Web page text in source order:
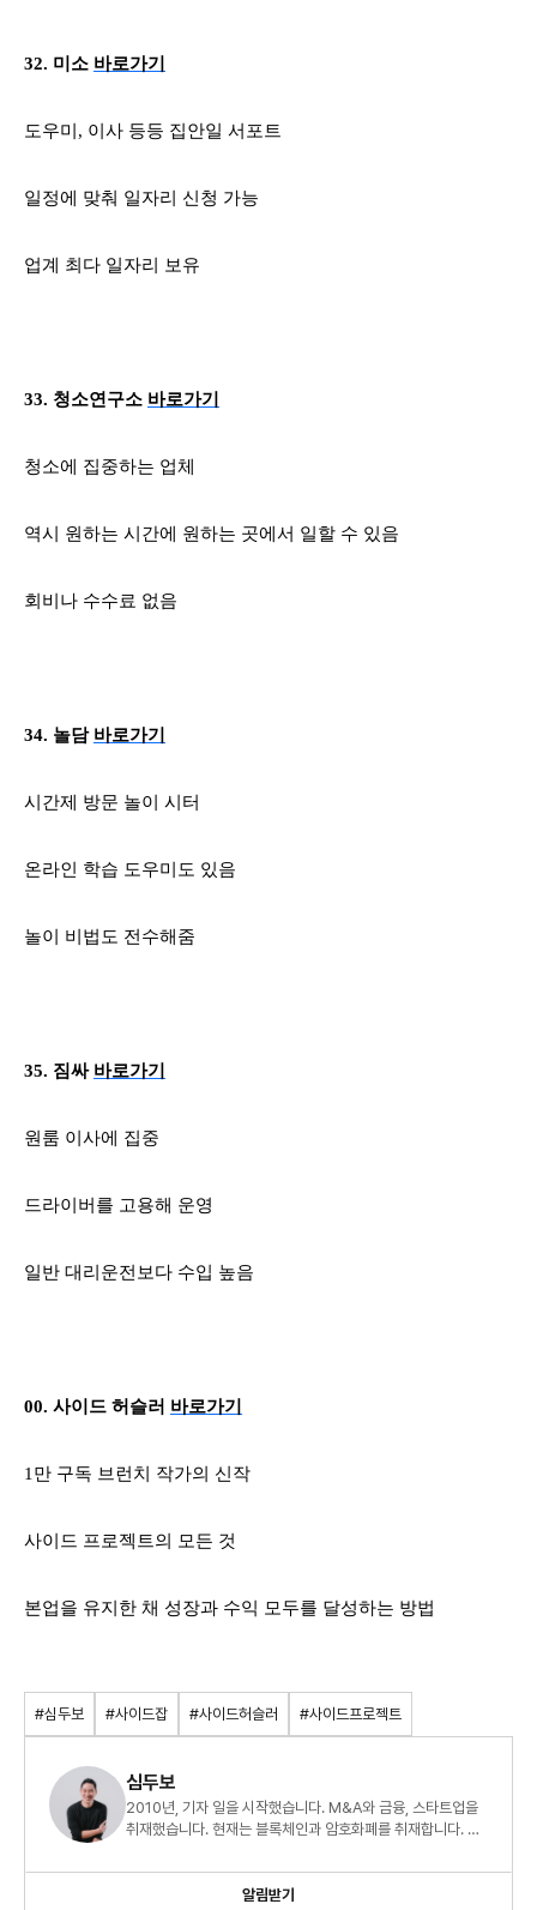
32. 미소 바로가기
도우미, 이사 등등 집안일 서포트
일정에 맞춰 일자리 신청 가능
업계 최다 일자리 보유
33. 청소연구소 바로가기
청소에 집중하는 업체
역시 원하는 시간에 원하는 곳에서 일할 수 있음
회비나 수수료 없음
34. 놀담 바로가기
시간제 방문 놀이 시터
온라인 학습 도우미도 있음
놀이 비법도 전수해줌
35. 짐싸 바로가기
원룸 이사에 집중
드라이버를 고용해 운영
일반 대리운전보다 수입 높음
00. 사이드 허슬러 바로가기
1 만 구독 브런치 작가의 신작
사이드 프로젝트의 모든 것
본업을 유지한 채 성장과 수익 모두를 달성하는 방법
#심두보 #사이드잡 #사이드허슬러 #사이드프로젝트
심두보
2010년, 기자 일을 시작했습니다. M&A와 금융, 스타트업을
취재했습니다. 현재는 블록체인과 암호화폐를 취재합니다. <
관심이 많아 관련 글을 읽고 씁니다. 사이드 프로젝트로 <회사
_밖>을 운영하고 있습니다. <회사_밖>은 직장인 네트워킹을
알림받기